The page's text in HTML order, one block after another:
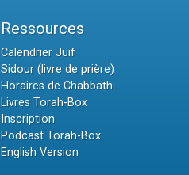
Ressources
Calendrier Juif
Sidour (livre de prière)
Horaires de Chabbath
Livres Torah-Box
Inscription
Podcast Torah-Box
English Version